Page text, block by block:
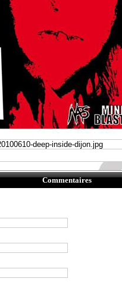
Commentaires